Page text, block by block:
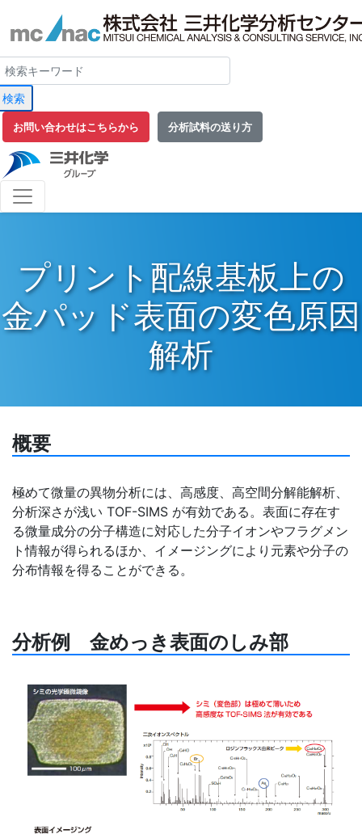
検索
お問い合わせはこちらから 分析試料の送り方
プリント配線基板上の
金パッド表面の変色原因
解析
概要
極めて微量の異物分析には、高感度、高空間分解能解析、
分析深さが浅い TOF-SIMS が有効である。表面に存在す
る微量成分の分子構造に対応した分子イオンやフラグメン
ト情報が得られるほか、イメージングにより元素や分子の
分布情報を得ることができる。
分析例 金めっき表面のしみ部